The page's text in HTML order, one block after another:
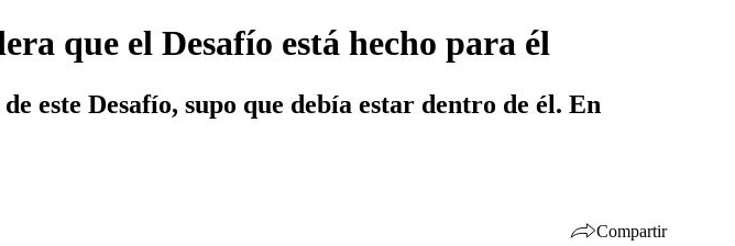
que el Desafío está hecho para él
este Desafío, supo que debía estar dentro de él. En
Compartir